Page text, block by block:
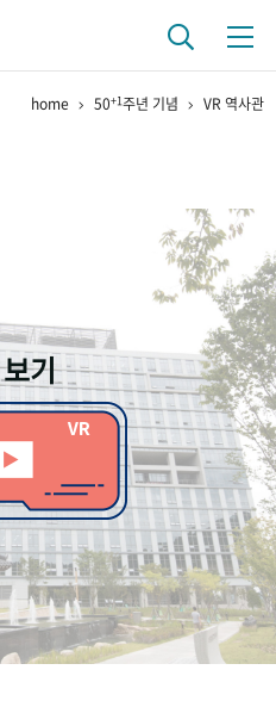
행정박물 영상 기록물
50 +1주년 광장
home 50+1주년 기념 VR 역사관
기